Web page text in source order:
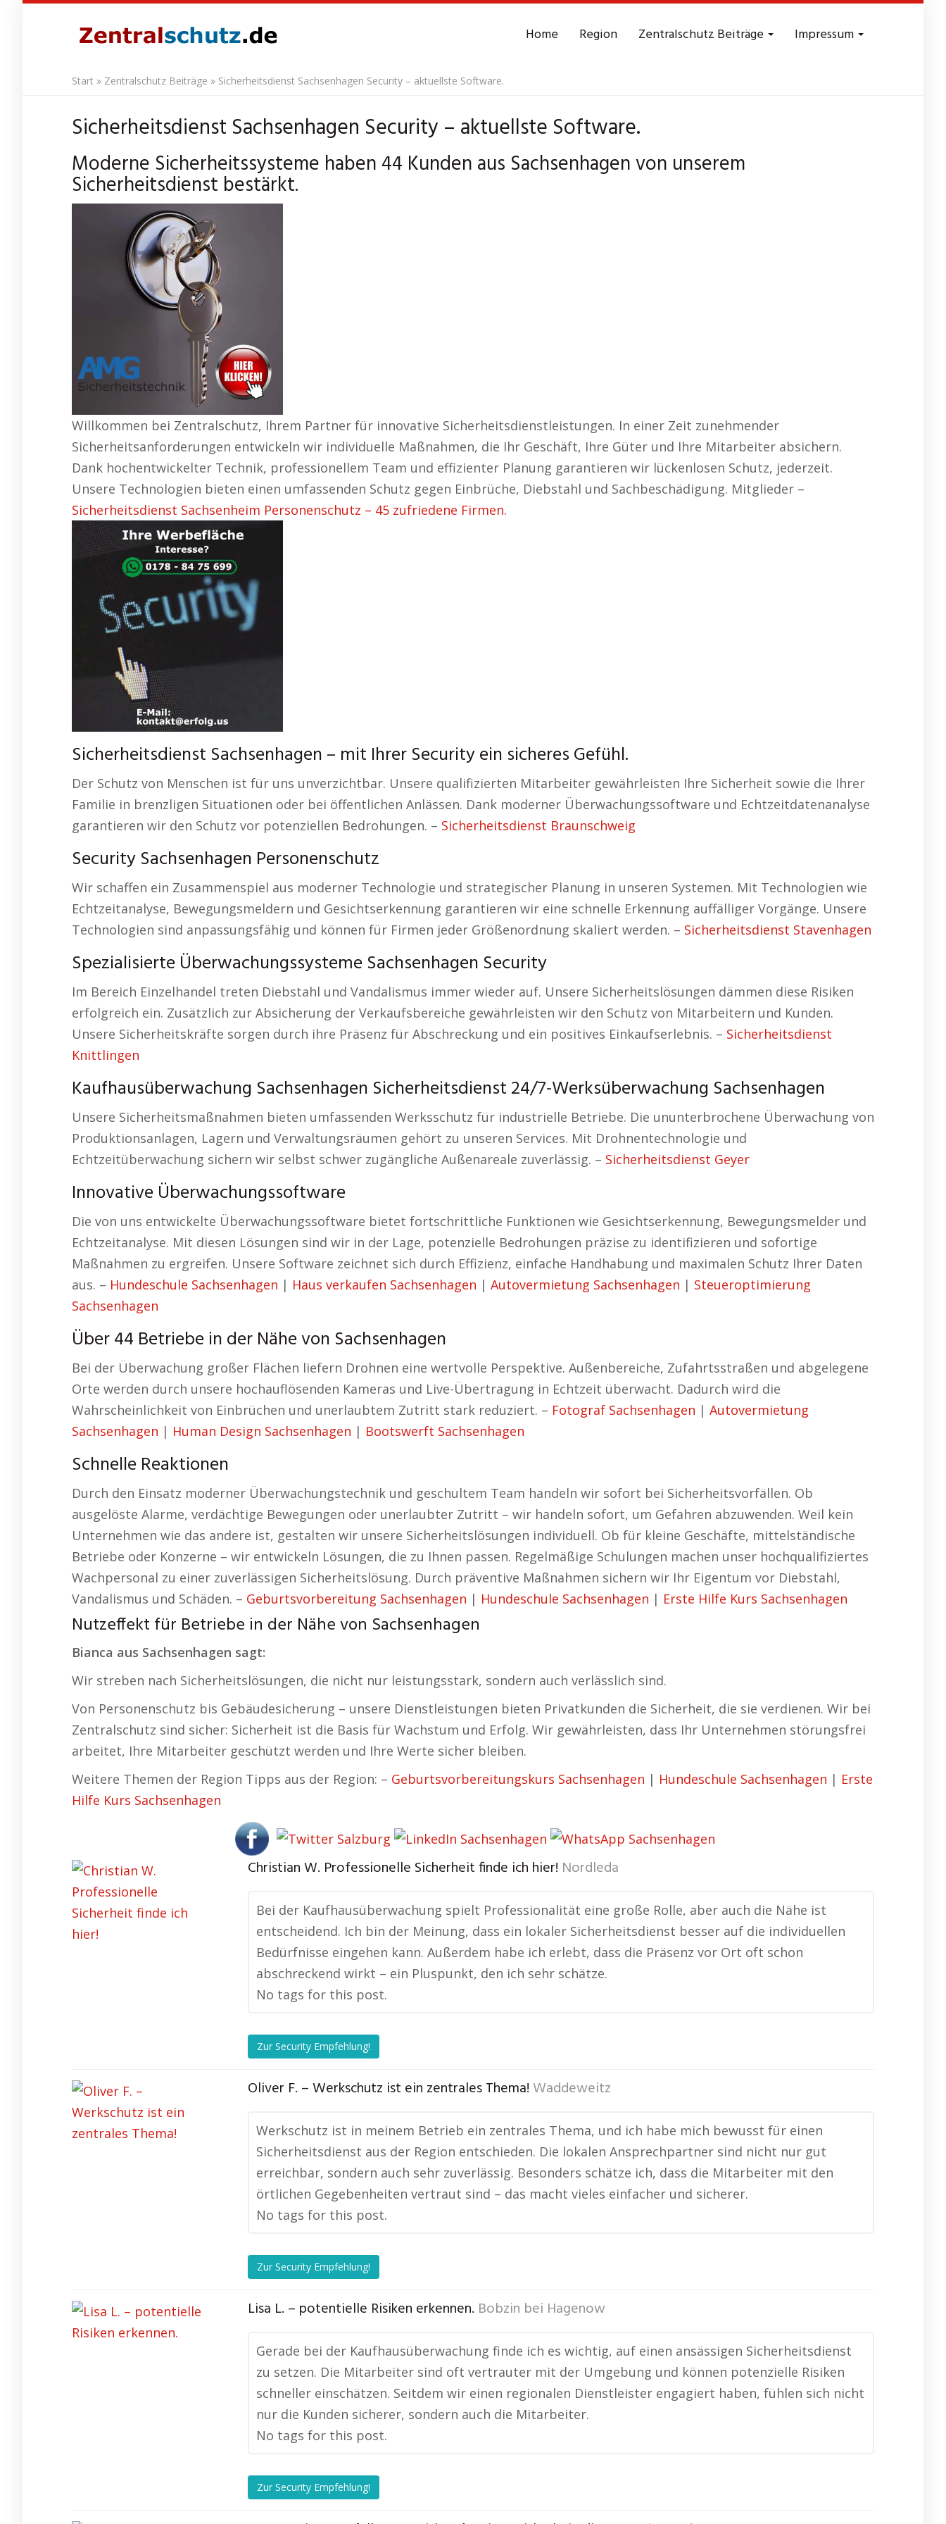
Home Region Zentralschutz Beiträge Impressum
Start » Zentralschutz Beiträge » Sicherheitsdienst Sachsenhagen Security – aktuellste Software.
Sicherheitsdienst Sachsenhagen Security – aktuellste Software.
Moderne Sicherheitssysteme haben 44 Kunden aus Sachsenhagen von unserem
Sicherheitsdienst bestärkt.
Willkommen bei Zentralschutz, Ihrem Partner für innovative Sicherheitsdienstleistungen. In einer Zeit zunehmender
Sicherheitsanforderungen entwickeln wir individuelle Maßnahmen, die Ihr Geschäft, Ihre Güter und Ihre Mitarbeiter absichern.
Dank hochentwickelter Technik, professionellem Team und effizienter Planung garantieren wir lückenlosen Schutz, jederzeit.
Unsere Technologien bieten einen umfassenden Schutz gegen Einbrüche, Diebstahl und Sachbeschädigung. Mitglieder –
Sicherheitsdienst Sachsenheim Personenschutz – 45 zufriedene Firmen.
Sicherheitsdienst Sachsenhagen – mit Ihrer Security ein sicheres Gefühl.
Der Schutz von Menschen ist für uns unverzichtbar. Unsere qualifizierten Mitarbeiter gewährleisten Ihre Sicherheit sowie die Ihrer
Familie in brenzligen Situationen oder bei öffentlichen Anlässen. Dank moderner Überwachungssoftware und Echtzeitdatenanalyse
garantieren wir den Schutz vor potenziellen Bedrohungen. – Sicherheitsdienst Braunschweig
Security Sachsenhagen Personenschutz
Wir schaffen ein Zusammenspiel aus moderner Technologie und strategischer Planung in unseren Systemen. Mit Technologien wie
Echtzeitanalyse, Bewegungsmeldern und Gesichtserkennung garantieren wir eine schnelle Erkennung auffälliger Vorgänge. Unsere
Technologien sind anpassungsfähig und können für Firmen jeder Größenordnung skaliert werden. – Sicherheitsdienst Stavenhagen
Spezialisierte Überwachungssysteme Sachsenhagen Security
Im Bereich Einzelhandel treten Diebstahl und Vandalismus immer wieder auf. Unsere Sicherheitslösungen dämmen diese Risiken
erfolgreich ein. Zusätzlich zur Absicherung der Verkaufsbereiche gewährleisten wir den Schutz von Mitarbeitern und Kunden.
Unsere Sicherheitskräfte sorgen durch ihre Präsenz für Abschreckung und ein positives Einkaufserlebnis. – Sicherheitsdienst
Knittlingen
Kaufhausüberwachung Sachsenhagen Sicherheitsdienst 24/7-Werksüberwachung Sachsenhagen
Unsere Sicherheitsmaßnahmen bieten umfassenden Werksschutz für industrielle Betriebe. Die ununterbrochene Überwachung von
Produktionsanlagen, Lagern und Verwaltungsräumen gehört zu unseren Services. Mit Drohnentechnologie und
Echtzeitüberwachung sichern wir selbst schwer zugängliche Außenareale zuverlässig. – Sicherheitsdienst Geyer
Innovative Überwachungssoftware
Die von uns entwickelte Überwachungssoftware bietet fortschrittliche Funktionen wie Gesichtserkennung, Bewegungsmelder und
Echtzeitanalyse. Mit diesen Lösungen sind wir in der Lage, potenzielle Bedrohungen präzise zu identifizieren und sofortige
Maßnahmen zu ergreifen. Unsere Software zeichnet sich durch Effizienz, einfache Handhabung und maximalen Schutz Ihrer Daten
aus. – Hundeschule Sachsenhagen | Haus verkaufen Sachsenhagen | Autovermietung Sachsenhagen | Steueroptimierung
Sachsenhagen
Über 44 Betriebe in der Nähe von Sachsenhagen
Bei der Überwachung großer Flächen liefern Drohnen eine wertvolle Perspektive. Außenbereiche, Zufahrtsstraßen und abgelegene
Orte werden durch unsere hochauflösenden Kameras und Live-Übertragung in Echtzeit überwacht. Dadurch wird die
Wahrscheinlichkeit von Einbrüchen und unerlaubtem Zutritt stark reduziert. – Fotograf Sachsenhagen | Autovermietung
Sachsenhagen | Human Design Sachsenhagen | Bootswerft Sachsenhagen
Schnelle Reaktionen
Durch den Einsatz moderner Überwachungstechnik und geschultem Team handeln wir sofort bei Sicherheitsvorfällen. Ob
ausgelöste Alarme, verdächtige Bewegungen oder unerlaubter Zutritt – wir handeln sofort, um Gefahren abzuwenden. Weil kein
Unternehmen wie das andere ist, gestalten wir unsere Sicherheitslösungen individuell. Ob für kleine Geschäfte, mittelständische
Betriebe oder Konzerne – wir entwickeln Lösungen, die zu Ihnen passen. Regelmäßige Schulungen machen unser hochqualifiziertes
Wachpersonal zu einer zuverlässigen Sicherheitslösung. Durch präventive Maßnahmen sichern wir Ihr Eigentum vor Diebstahl,
Vandalismus und Schäden. – Geburtsvorbereitung Sachsenhagen | Hundeschule Sachsenhagen | Erste Hilfe Kurs Sachsenhagen
Nutzeffekt für Betriebe in der Nähe von Sachsenhagen
Bianca aus Sachsenhagen sagt:
Wir streben nach Sicherheitslösungen, die nicht nur leistungsstark, sondern auch verlässlich sind.
Von Personenschutz bis Gebäudesicherung – unsere Dienstleistungen bieten Privatkunden die Sicherheit, die sie verdienen. Wir bei
Zentralschutz sind sicher: Sicherheit ist die Basis für Wachstum und Erfolg. Wir gewährleisten, dass Ihr Unternehmen störungsfrei
arbeitet, Ihre Mitarbeiter geschützt werden und Ihre Werte sicher bleiben.
Weitere Themen der Region Tipps aus der Region: – Geburtsvorbereitungskurs Sachsenhagen | Hundeschule Sachsenhagen | Erste
Hilfe Kurs Sachsenhagen
Christian W. Professionelle Sicherheit finde ich hier! Nordleda
Bei der Kaufhausüberwachung spielt Professionalität eine große Rolle, aber auch die Nähe ist
entscheidend. Ich bin der Meinung, dass ein lokaler Sicherheitsdienst besser auf die individuellen
Bedürfnisse eingehen kann. Außerdem habe ich erlebt, dass die Präsenz vor Ort oft schon
abschreckend wirkt – ein Pluspunkt, den ich sehr schätze.
No tags for this post.
Zur Security Empfehlung!
Oliver F. – Werkschutz ist ein zentrales Thema! Waddeweitz
Werkschutz ist in meinem Betrieb ein zentrales Thema, und ich habe mich bewusst für einen
Sicherheitsdienst aus der Region entschieden. Die lokalen Ansprechpartner sind nicht nur gut
erreichbar, sondern auch sehr zuverlässig. Besonders schätze ich, dass die Mitarbeiter mit den
örtlichen Gegebenheiten vertraut sind – das macht vieles einfacher und sicherer.
No tags for this post.
Zur Security Empfehlung!
Lisa L. – potentielle Risiken erkennen. Bobzin bei Hagenow
Gerade bei der Kaufhausüberwachung finde ich es wichtig, auf einen ansässigen Sicherheitsdienst
zu setzen. Die Mitarbeiter sind oft vertrauter mit der Umgebung und können potenzielle Risiken
schneller einschätzen. Seitdem wir einen regionalen Dienstleister engagiert haben, fühlen sich nicht
nur die Kunden sicherer, sondern auch die Mitarbeiter.
No tags for this post.
Zur Security Empfehlung!